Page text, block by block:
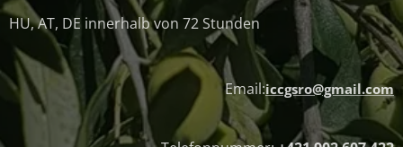
HU, AT, DE innerhalb von 72 Stunden
Email:iccgsro@gmail.com